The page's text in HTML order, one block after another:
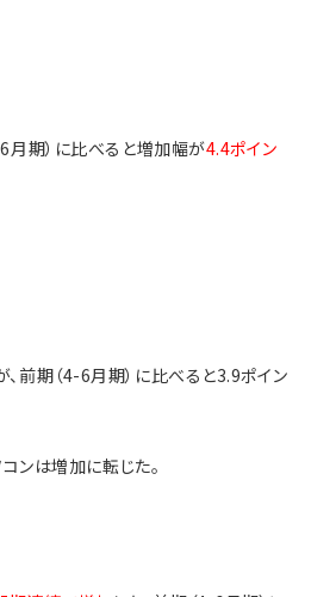
6月期）に比べると増加幅が4.4ポイン
、前期（4-6月期）に比べると3.9ポイン
ンは増加に転じた。